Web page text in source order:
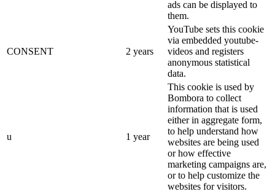
ads can be displayed to
them.
CONSENT 2 years
YouTube sets this cookie
via embedded youtube-
videos and registers
anonymous statistical
data.
u 1 year
This cookie is used by
Bombora to collect
information that is used
either in aggregate form,
to help understand how
websites are being used
or how effective
marketing campaigns are,
or to help customize the
websites for visitors.